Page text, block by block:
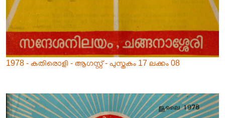
1978 - കതിരൊളി - ആഗസ്റ്റ് - പുസ്തകം 17 ലക്കം 08